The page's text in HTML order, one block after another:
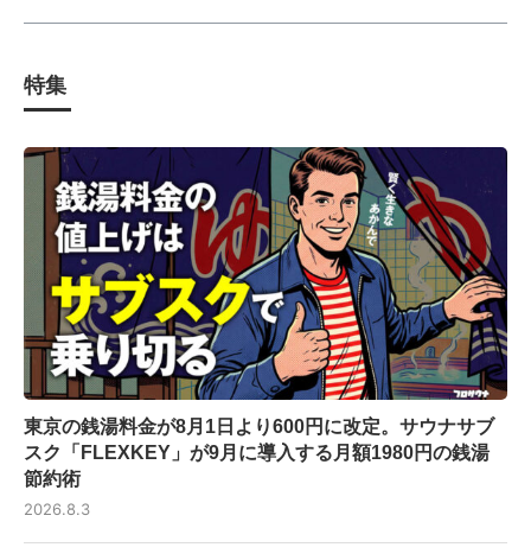
特集
東京の銭湯料金が8月1日より600円に改定。サウナサブ
スク「FLEXKEY」が9月に導入する月額1980円の銭湯
節約術
2026.8.3